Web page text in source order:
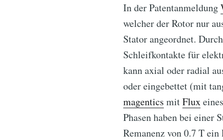
In der Patentanmeldung
welcher der Rotor nur
Stator angeordnet.
Schleifkontakte für
kann axial oder radial
oder eingebettet (mit
magentics mitFlux
Phasen haben bei einer
Remanenz von 0.7 T